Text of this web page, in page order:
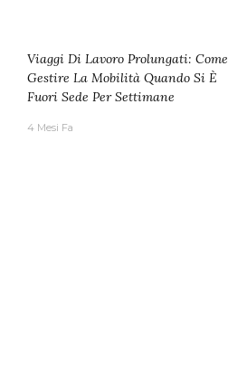
Viaggi Di Lavoro Prolungati: Come
Gestire La Mobilità Quando Si È
Fuori Sede Per Settimane
4 Mesi Fa